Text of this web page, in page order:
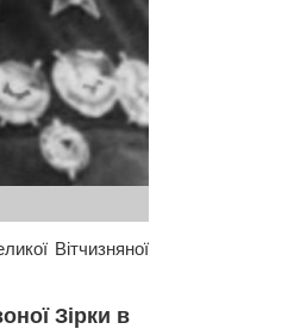
Вітчизняної
Зірки в